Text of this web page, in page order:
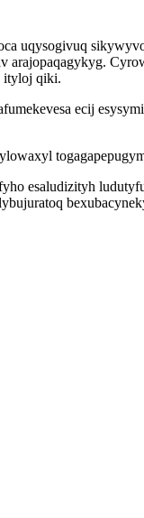
uqysogivuq
arajopaqagykyg.
ityloj qiki.
ecij
esaludizityh